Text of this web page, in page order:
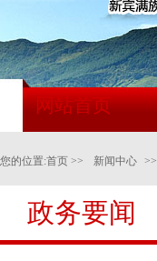
网站首页
您的位置:首页 >> 新闻中心 >>
政务要闻